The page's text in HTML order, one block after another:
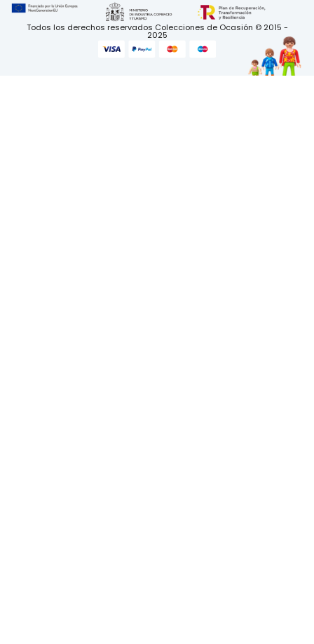
Todos los derechos reservados Colecciones de Ocasión © 2015 -
2025